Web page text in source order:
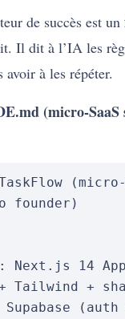
de succès est un
Il dit à l’IA les
à les répéter.
(micro-SaaS
(micro-
founder)
Next.js 14
Tailwind +
(auth